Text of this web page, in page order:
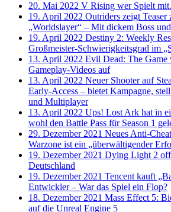
20. Mai 2022 V Rising wer Spielt
19. April 2022 Outriders zeigt
„Worldslayer“ – Mit dickem Boss
19. April 2022 Destiny 2: Weekly
Großmeister-Schwierigkeitsgrad im
13. April 2022 Evil Dead: The Game
Gameplay-Videos auf
13. April 2022 Neuer Shooter auf
Early-Access – bietet Kampagne,
und Multiplayer
13. April 2022 Ups! Lost Ark hat in
wohl den Battle Pass für Season 1
29. Dezember 2021 Neues Anti-
Warzone ist ein „überwältigender
19. Dezember 2021 Dying Light 2
Deutschland
19. Dezember 2021 Tencent kauft
Entwickler – War das Spiel ein Flop?
18. Dezember 2021 Mass Effect 5:
auf die Unreal Engine 5